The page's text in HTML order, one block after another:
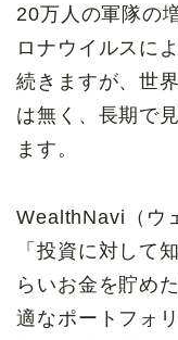
20万人の軍隊の
ロナウイルスに
続きますが、世
は無く、長期で
ます。
WealthNavi（ウ
「投資に対して
らいお金を貯め
適なポートフォ